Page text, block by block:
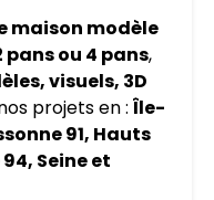
maison modèle
pans ou 4 pans,
visuels, 3D
projets en : Île-
91, Hauts
Seine et